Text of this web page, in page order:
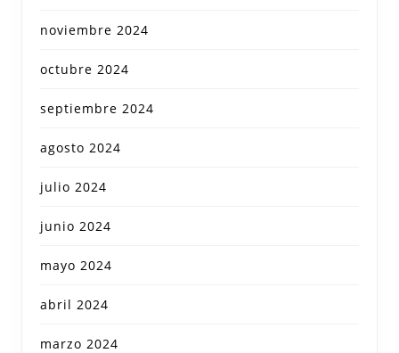
noviembre 2024
octubre 2024
septiembre 2024
agosto 2024
julio 2024
junio 2024
mayo 2024
abril 2024
marzo 2024